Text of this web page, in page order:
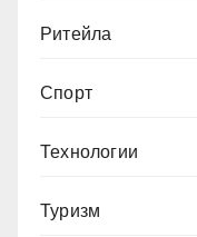
Ритейла
Спорт
Технологии
Туризм